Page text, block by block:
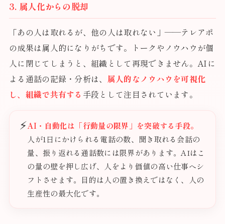
3. 属人化からの脱却
「あの人は取れるが、他の人は取れない」——テレアポ
の成果は属人的になりがちです。トークやノウハウが個
人に閉じてしまうと、組織として再現できません。AIに
よる通話の記録・分析は、 属人的なノウハウを可視化
し、組織で共有する 手段として注目されています。
⚡AI・自動化は「行動量の限界」を突破する手段。
人が1日にかけられる電話の数、聞き取れる会話の
量、振り返れる通話数には限界があります。AIはこ
の量の壁を押し広げ、人をより価値の高い仕事へシ
フトさせます。目的は人の置き換えではなく、人の
生産性の最大化です。